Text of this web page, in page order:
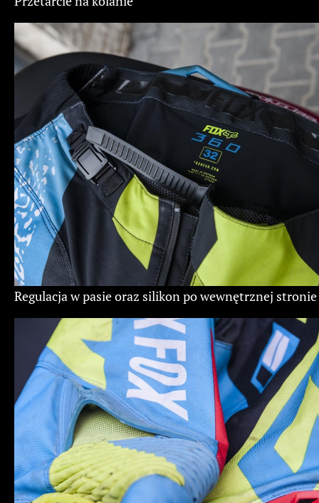
Regulacja w pasie oraz silikon po wewnętrznej stronie